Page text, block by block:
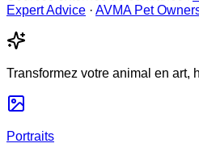
Expert Advice · AVMA Pet
Transformez votre animal en art,
Portraits